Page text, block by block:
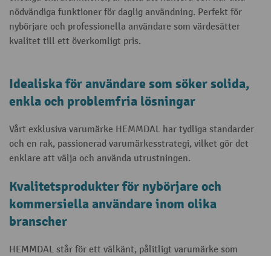
nödvändiga funktioner för daglig användning. Perfekt för
nybörjare och professionella användare som värdesätter
kvalitet till ett överkomligt pris.
Idealiska för användare som söker solida,
enkla och problemfria lösningar
Vårt exklusiva varumärke HEMMDAL har tydliga standarder
och en rak, passionerad varumärkesstrategi, vilket gör det
enklare att välja och använda utrustningen.
Kvalitetsprodukter för nybörjare och
kommersiella användare inom olika
branscher
HEMMDAL står för ett välkänt, pålitligt varumärke som